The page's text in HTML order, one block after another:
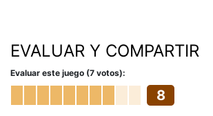
EVALUAR Y COMPARTIR
Evaluar este juego (7 votos):
8